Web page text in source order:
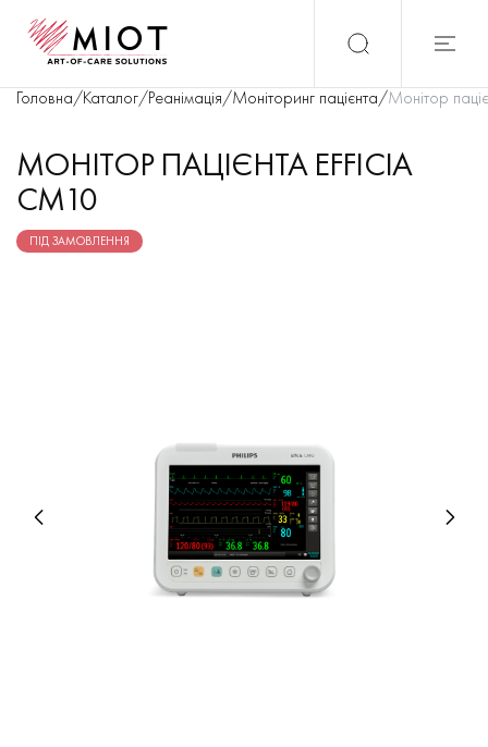
Головна/Каталог/Реанімація/Моніторинг пацієнта/Монітор
МОНІТОР ПАЦІЄНТА EFFICIA
CM10
ПІД ЗАМОВЛЕННЯ